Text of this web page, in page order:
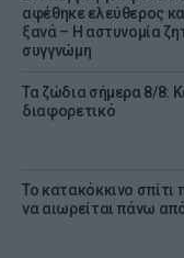
αφέθηκε ελεύθερος
ξανά – Η αστυνομία
συγγνώμη
Τα ζώδια σήμερα 8/8:
διαφορετικό
Το κατακόκκινο σπίτι
να αιωρείται πάνω